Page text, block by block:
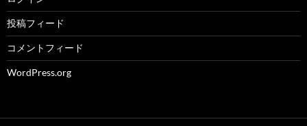
投稿フィード
コメントフィード
WordPress.org